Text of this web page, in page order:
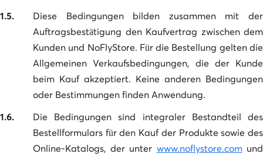
1.5.
Diese Bedingungen bilden zusammen mit der
Auftragsbestätigung den Kaufvertrag zwischen dem
Kunden und NoFlyStore. Für die Bestellung gelten die
Allgemeinen Verkaufsbedingungen, die der Kunde
beim Kauf akzeptiert. Keine anderen Bedingungen
oder Bestimmungen finden Anwendung.
1.6.
Die Bedingungen sind integraler Bestandteil des
Bestellformulars für den Kauf der Produkte sowie des
Online-Katalogs, der unter www.noflystore.comund